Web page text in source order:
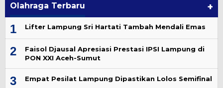
Olahraga Terbaru +
1 Lifter Lampung Sri Hartati Tambah Mendali Emas
2
Faisol Djausal Apresiasi Prestasi IPSI Lampung di
PON XXI Aceh-Sumut
3 Empat Pesilat Lampung Dipastikan Lolos Semifinal